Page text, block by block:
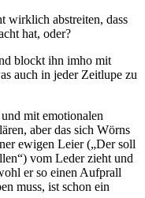
wirklich abstreiten, dass
hat, oder?
blockt ihn imho mit
auch in jeder Zeitlupe zu
mit emotionalen
aber das sich Wörns
ewigen Leier („Der soll
vom Leder zieht und
er so einen Aufprall
muss, ist schon ein